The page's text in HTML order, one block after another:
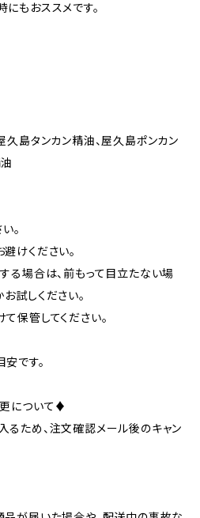
もおススメです。
久島タンカン精油、屋久島ポンカン
。
けください。
る場合は、前もって目立たない場
試しください。
保管してください。
です。
について♦
ため、注文確認メール後のキャン